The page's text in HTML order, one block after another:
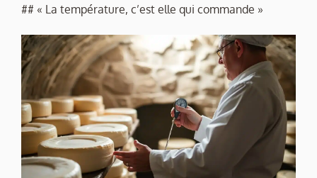
## « La température, c’est elle qui commande »